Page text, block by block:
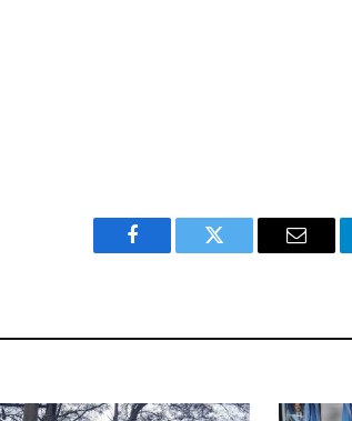
Facebook Twitter Email